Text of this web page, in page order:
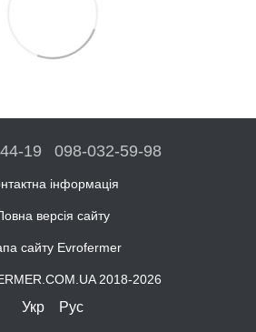
19 098-032-59-98
інформація
версія сайту
сайту Evrofermer
2018-2026
Укр Рус